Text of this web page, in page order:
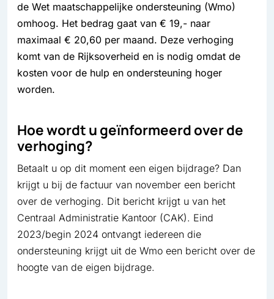
de Wet maatschappelijke ondersteuning (Wmo)
omhoog. Het bedrag gaat van € 19,- naar
maximaal € 20,60 per maand. Deze verhoging
komt van de Rijksoverheid en is nodig omdat de
kosten voor de hulp en ondersteuning hoger
worden.
Hoe wordt u geïnformeerd over de
verhoging?
Betaalt u op dit moment een eigen bijdrage? Dan
krijgt u bij de factuur van november een bericht
over de verhoging. Dit bericht krijgt u van het
Centraal Administratie Kantoor (CAK). Eind
2023/begin 2024 ontvangt iedereen die
ondersteuning krijgt uit de Wmo een bericht over de
hoogte van de eigen bijdrage.